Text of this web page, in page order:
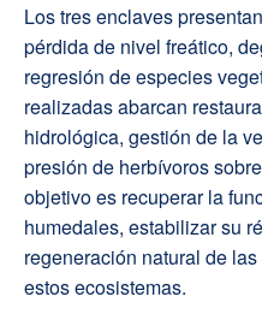
Los tres enclaves
pérdida de nivel freático,
regresión de especies
realizadas abarcan
hidrológica, gestión de la
presión de herbívoros
objetivo es recuperar la
humedales, estabilizar su
regeneración natural de
estos ecosistemas.